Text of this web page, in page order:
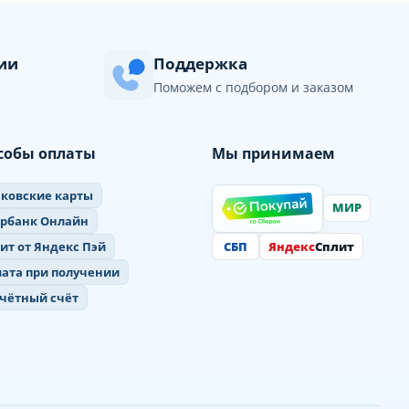
Поддержка
Поможем с подбором и заказом
оплаты
карты
Онлайн
от Яндекс Пэй
при получении
счёт
Мы принимаем
МИР
СБП ЯндексСплит